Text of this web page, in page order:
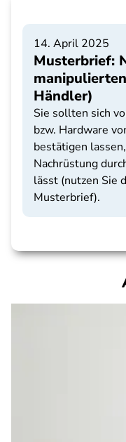
14. April 2025
Musterbrief:
Händler)
Sie sollten sich
bzw. Hardware
bestätigen
Nachrüstung
lässt (nutzen Sie
Musterbrief).